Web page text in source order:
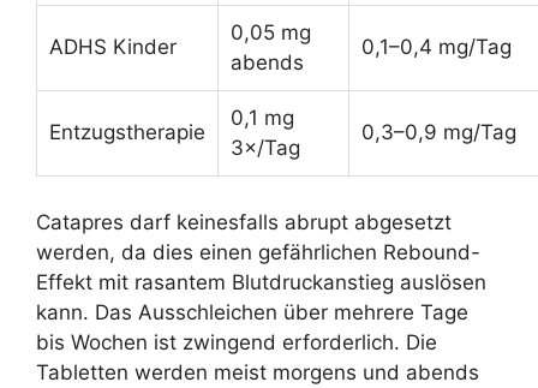
ADHS Kinder
0,05 mg
abends
0,1–0,4 mg/Tag
Entzugstherapie
0,1 mg
3×/Tag
0,3–0,9 mg/Tag
Catapres darf keinesfalls abrupt abgesetzt
werden, da dies einen gefährlichen Rebound-
Effekt mit rasantem Blutdruckanstieg auslösen
kann. Das Ausschleichen über mehrere Tage
bis Wochen ist zwingend erforderlich. Die
Tabletten werden meist morgens und abends